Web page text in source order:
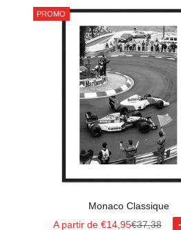
PROMO
Monaco Classique
Prix de vente
A partir de €14,95Prix normal
€37,38